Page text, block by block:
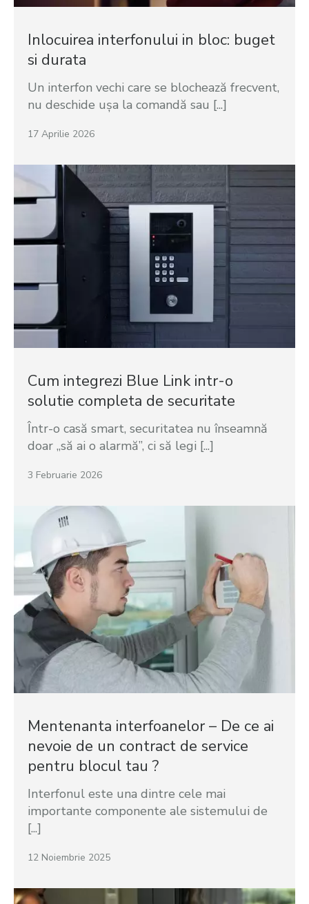
Inlocuirea interfonului in bloc: buget
si durata
Un interfon vechi care se blochează frecvent,
nu deschide ușa la comandă sau [...]
17 Aprilie 2026
Cum integrezi Blue Link intr-o
solutie completa de securitate
Într-o casă smart, securitatea nu înseamnă
doar „să ai o alarmă”, ci să legi [...]
3 Februarie 2026
Mentenanta interfoanelor – De ce ai
nevoie de un contract de service
pentru blocul tau ?
Interfonul este una dintre cele mai
importante componente ale sistemului de
[...]
12 Noiembrie 2025